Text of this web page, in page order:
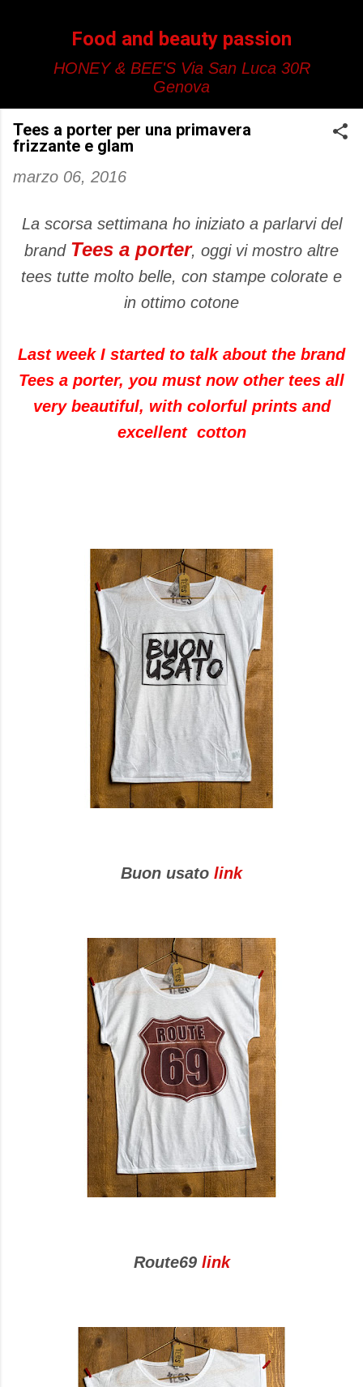
Food and beauty passion
HONEY & BEE'S Via San Luca 30R
Genova
Tees a porter per una primavera
frizzante e glam
marzo 06, 2016
La scorsa settimana ho iniziato a parlarvi del
brand Tees a porter, oggi vi mostro altre
tees tutte molto belle, con stampe colorate e
in ottimo cotone
Last week I started to talk about the brand
Tees a porter, you must now other tees all
very beautiful, with colorful prints and
excellent cotton
Buon usato link
Route69 link